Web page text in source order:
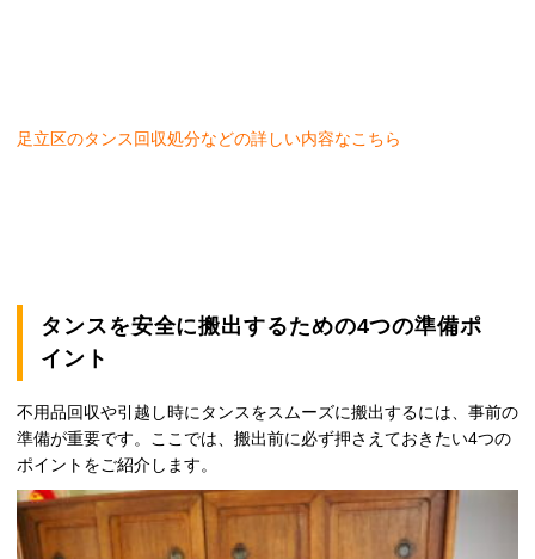
足立区のタンス回収処分などの詳しい内容なこちら
タンスを安全に搬出するための4つの準備ポ
イント
不用品回収や引越し時にタンスをスムーズに搬出するには、事前の
準備が重要です。ここでは、搬出前に必ず押さえておきたい4つの
ポイントをご紹介します。